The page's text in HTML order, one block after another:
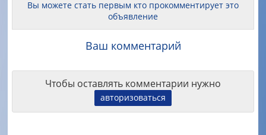
Вы можете стать первым кто прокомментирует это
объявление
Ваш комментарий
Чтобы оставлять комментарии нужно
авторизоваться